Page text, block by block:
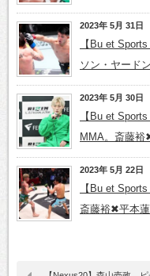
2023年 5月 31日
【Bu et
ソン・ヤード
2023年 5月 30日
【Bu et
MMA。斎藤裕
2023年 5月 22日
【Bu et
斎藤裕✖平本蓮